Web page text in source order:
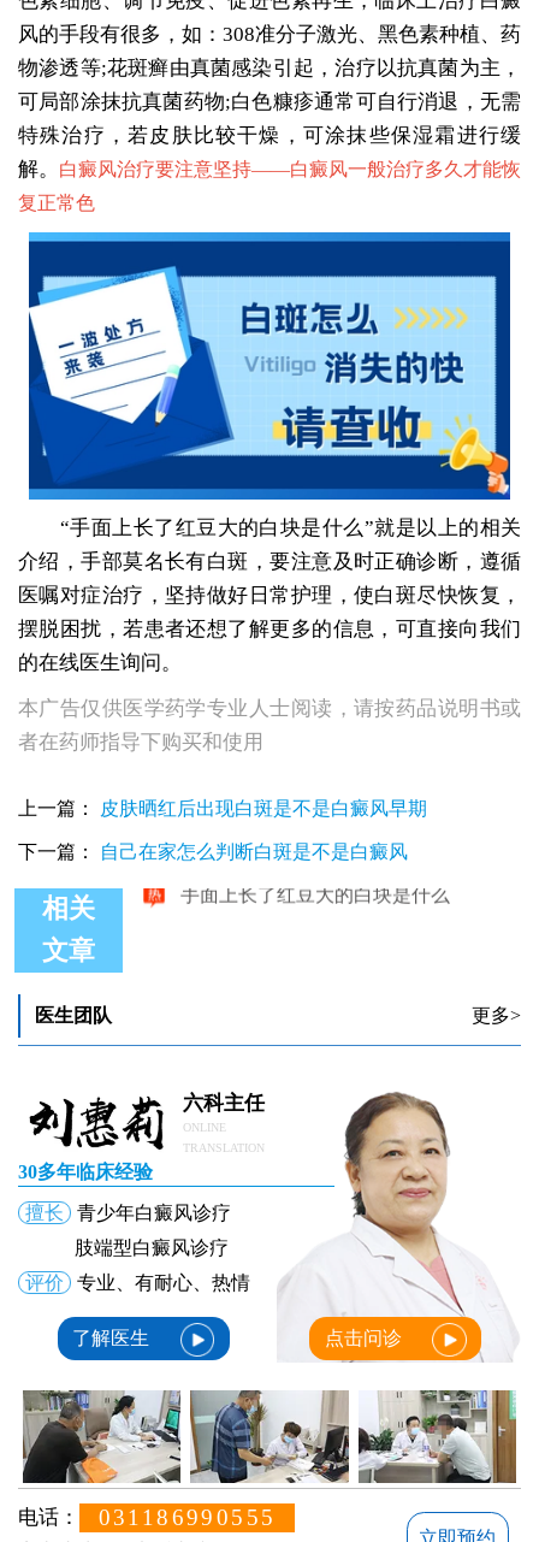
风的手段有很多，如：308准分子激光、黑色素种植、药
物渗透等;花斑癣由真菌感染引起，治疗以抗真菌为主，
可局部涂抹抗真菌药物;白色糠疹通常可自行消退，无需
特殊治疗，若皮肤比较干燥，可涂抹些保湿霜进行缓
解。
白癜风治疗要注意坚持——白癜风一般治疗多久才能恢
复正常色
“手面上长了红豆大的白块是什么”就是以上的相关
介绍，手部莫名长有白斑，要注意及时正确诊断，遵循
医嘱对症治疗，坚持做好日常护理，使白斑尽快恢复，
摆脱困扰，若患者还想了解更多的信息，可直接向我们
的在线医生询问。
本广告仅供医学药学专业人士阅读，请按药品说明书或
者在药师指导下购买和使用
上一篇： 皮肤晒红后出现白斑是不是白癜风早期
下一篇： 自己在家怎么判断白斑是不是白癜风
相关
文章
医生团队 更多>
六科主任
ONLINE
TRANSLATION
30多年临床经验
擅长
青少年白癜风诊疗
肢端型白癜风诊疗
评价
专业、有耐心、热情
了解医生 点击问诊
电话： 031186990555